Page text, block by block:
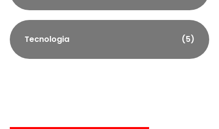
Tecnologia (5)